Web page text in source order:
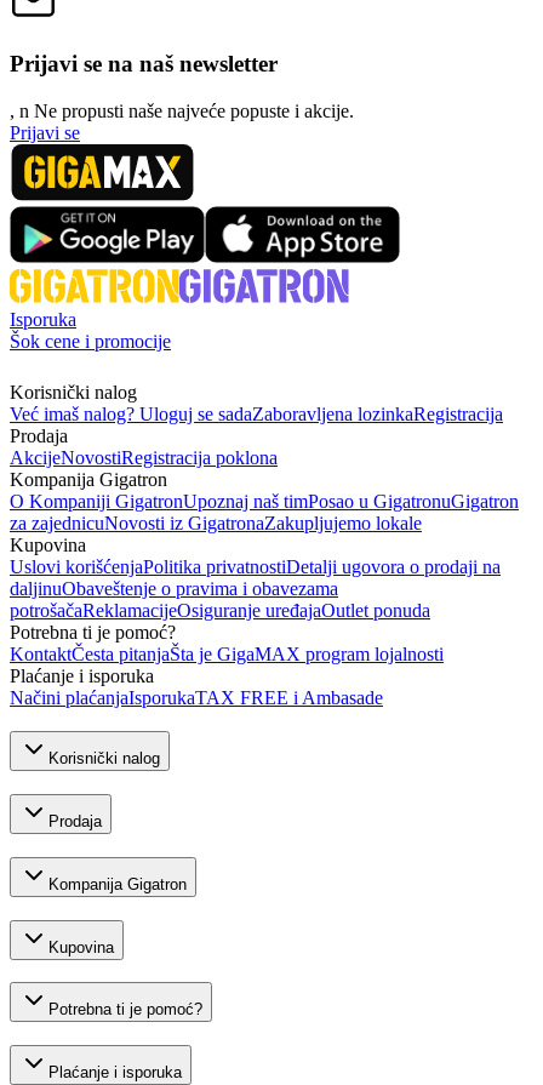
Prijavi se na naš newsletter
, n Ne propusti naše najveće popuste i akcije.
Prijavi se
Isporuka
Šok cene i promocije
Korisnički nalog
Već imaš nalog? Uloguj se sadaZaboravljena lozinkaRegistracija
Prodaja
AkcijeNovostiRegistracija poklona
Kompanija Gigatron
O Kompaniji GigatronUpoznaj naš timPosao u GigatronuGigatron
za zajednicuNovosti iz GigatronaZakupljujemo lokale
Kupovina
Uslovi korišćenjaPolitika privatnostiDetalji ugovora o prodaji na
daljinuObaveštenje o pravima i obavezama
potrošačaReklamacijeOsiguranje uređajaOutlet ponuda
Potrebna ti je pomoć?
KontaktČesta pitanjaŠta je GigaMAX program lojalnosti
Plaćanje i isporuka
Načini plaćanjaIsporukaTAX FREE i Ambasade
Korisnički nalog
Prodaja
Kompanija Gigatron
Kupovina
Potrebna ti je pomoć?
Plaćanje i isporuka